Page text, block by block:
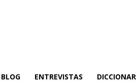
BLOG ENTREVISTAS